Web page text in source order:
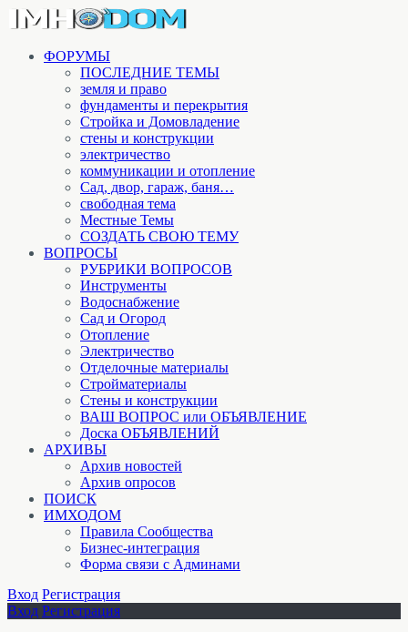
ФОРУМЫ
ПОСЛЕДНИЕ ТЕМЫ
земля и право
фундаменты и перекрытия
Стройка и Домовладение
стены и конструкции
электричество
коммуникации и отопление
Cад, двор, гараж, баня…
свободная тема
Местные Темы
СОЗДАТЬ СВОЮ ТЕМУ
ВОПРОСЫ
РУБРИКИ ВОПРОСОВ
Инструменты
Водоснабжение
Сад и Огород
Отопление
Электричество
Отделочные материалы
Стройматериалы
Стены и конструкции
ВАШ ВОПРОС или ОБЪЯВЛЕНИЕ
Доска ОБЪЯВЛЕНИЙ
АРХИВЫ
Архив новостей
Архив опросов
ПОИСК
ИМХОДОМ
Правила Сообщества
Бизнес-интеграция
Форма связи с Админами
Вход Регистрация
Вход Регистрация